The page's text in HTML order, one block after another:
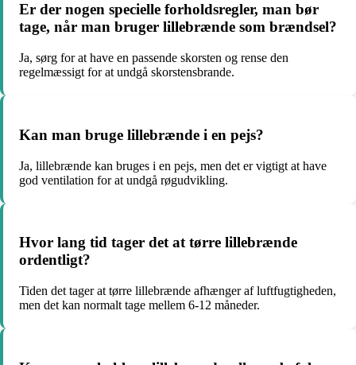
Er der nogen specielle forholdsregler, man bør
tage, når man bruger lillebrænde som brændsel?
Ja, sørg for at have en passende skorsten og rense den
regelmæssigt for at undgå skorstensbrande.
Kan man bruge lillebrænde i en pejs?
Ja, lillebrænde kan bruges i en pejs, men det er vigtigt at have
god ventilation for at undgå røgudvikling.
Hvor lang tid tager det at tørre lillebrænde
ordentligt?
Tiden det tager at tørre lillebrænde afhænger af luftfugtigheden,
men det kan normalt tage mellem 6-12 måneder.